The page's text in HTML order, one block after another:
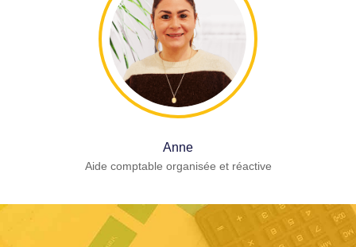
Anne
Aide comptable organisée et réactive